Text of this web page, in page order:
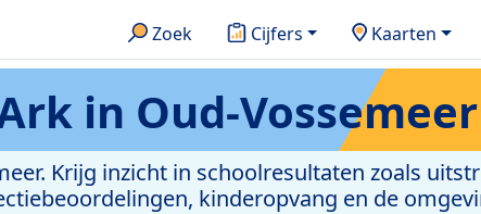
Zoek Cijfers Kaarten
in Oud-Vossemeer
Krijg inzicht in schoolresultaten zoals
kinderopvang en de